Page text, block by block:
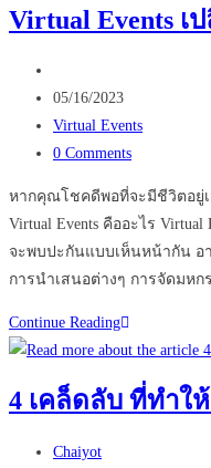
การ
ด้วย
การ
ใช้
Virtual
Tour
?
Virtual Events
author:
Post
published:
05/16/2023
Post
category:
Virtual Events
Post
0 Comments
หากคุณโชคดีพอที่จะมีชีวิตอยู่
Virtual Events คืออะไร
จะพบปะกันแบบเห็นหน้ากัน อ
การนำเสนอต่างๆ การจัดมห
Continue ReadingVirtual
Events
เปลี่ยน
อนาคต
4 เคล็ดลับ ที่ทำใ
Post
Chaiyot